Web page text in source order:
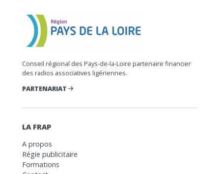
Conseil régional des Pays-de-la-Loire partenaire financier
des radios associatives ligériennes.
PARTENARIAT
LA FRAP
A propos
Régie publicitaire
Formations